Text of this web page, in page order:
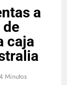
la familia
Max
México,
, –
a
caja
Minutos